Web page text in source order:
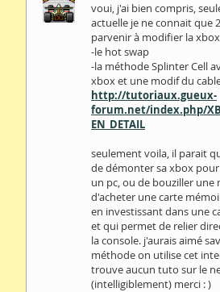
voui, j'ai bien compris,
actuelle je ne connait que
parvenir à modifier la
-le hot swap
-la méthode Splinter Cell
xbox et une modif du
http://tutoriaux.gueux-
forum.net/index.php/
EN_DETAIL
seulement voila, il parait
de démonter sa xbox
un pc, ou de bouziller
d'acheter une carte
en investissant dans une
et qui permet de relier
la console. j'aurais aimé
méthode on utilise cet
trouve aucun tuto sur le
(intelligiblement) merci : )